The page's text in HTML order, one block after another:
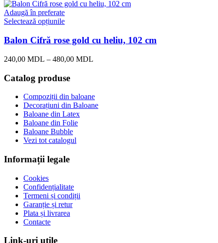
Adaugă în preferate
Selectează opțiunile
Balon Cifră rose gold cu heliu, 102 cm
240,00 MDL – 480,00 MDL
Catalog produse
Compoziții din baloane
Decorațiuni din Baloane
Baloane din Latex
Baloane din Folie
Baloane Bubble
Vezi tot catalogul
Informații legale
Cookies
Confidențialitate
Termeni și condiții
Garanție și retur
Plata și livrarea
Contacte
Link-uri utile